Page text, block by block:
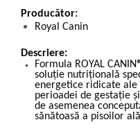
Producător:
Royal Canin
Descriere:
Formula ROYAL
soluție nutrițională
energetice ridicate
perioadei de gestație
de asemenea
sănătoasă a pisoilor